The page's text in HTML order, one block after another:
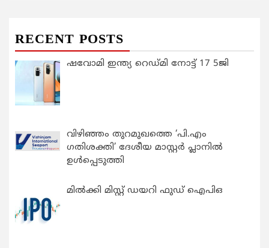
RECENT POSTS
ഷവോമി ഇന്ത്യ റെഡ്മി നോട്ട് 17 5ജി
വിഴിഞ്ഞം തുറമുഖത്തെ ‘പി.എം
ഗതിശക്തി’ ദേശീയ മാസ്റ്റർ പ്ലാനിൽ
ഉൾപ്പെടുത്തി
മിൽക്കി മിസ്റ്റ് ഡയറി ഫുഡ് ഐപിഒ